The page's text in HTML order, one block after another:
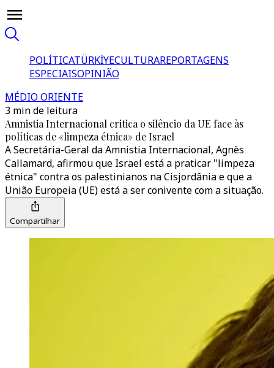
POLÍTICATÜRKİYECULTURAREPORTAGENS
ESPECIAISOPINIÃO
MÉDIO ORIENTE
3 min de leitura
Amnistia Internacional critica o silêncio da UE face às
políticas de «limpeza étnica» de Israel
A Secretária-Geral da Amnistia Internacional, Agnès
Callamard, afirmou que Israel está a praticar "limpeza
étnica" contra os palestinianos na Cisjordânia e que a
União Europeia (UE) está a ser conivente com a situação.
Compartilhar